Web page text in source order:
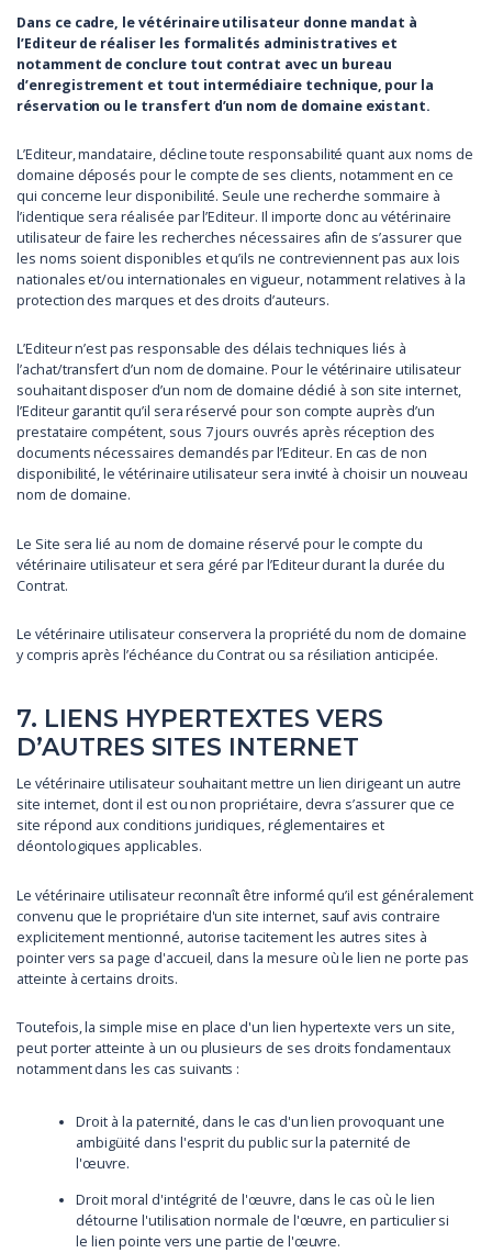
Dans ce cadre, le vétérinaire utilisateur donne mandat à
l’Editeur de réaliser les formalités administratives et
notamment de conclure tout contrat avec un bureau
d’enregistrement et tout intermédiaire technique, pour la
réservation ou le transfert d’un nom de domaine existant.
L’Editeur, mandataire, décline toute responsabilité quant aux noms de
domaine déposés pour le compte de ses clients, notamment en ce
qui concerne leur disponibilité. Seule une recherche sommaire à
l’identique sera réalisée par l’Editeur. Il importe donc au vétérinaire
utilisateur de faire les recherches nécessaires afin de s’assurer que
les noms soient disponibles et qu’ils ne contreviennent pas aux lois
nationales et/ou internationales en vigueur, notamment relatives à la
protection des marques et des droits d’auteurs.
L’Editeur n’est pas responsable des délais techniques liés à
l’achat/transfert d’un nom de domaine. Pour le vétérinaire utilisateur
souhaitant disposer d’un nom de domaine dédié à son site internet,
l’Editeur garantit qu’il sera réservé pour son compte auprès d’un
prestataire compétent, sous 7 jours ouvrés après réception des
documents nécessaires demandés par l’Editeur. En cas de non
disponibilité, le vétérinaire utilisateur sera invité à choisir un nouveau
nom de domaine.
Le Site sera lié au nom de domaine réservé pour le compte du
vétérinaire utilisateur et sera géré par l’Editeur durant la durée du
Contrat.
Le vétérinaire utilisateur conservera la propriété du nom de domaine
y compris après l’échéance du Contrat ou sa résiliation anticipée.
7. LIENS HYPERTEXTES VERS
D’AUTRES SITES INTERNET
Le vétérinaire utilisateur souhaitant mettre un lien dirigeant un autre
site internet, dont il est ou non propriétaire, devra s’assurer que ce
site répond aux conditions juridiques, réglementaires et
déontologiques applicables.
Le vétérinaire utilisateur reconnaît être informé qu’il est généralement
convenu que le propriétaire d'un site internet, sauf avis contraire
explicitement mentionné, autorise tacitement les autres sites à
pointer vers sa page d'accueil, dans la mesure où le lien ne porte pas
atteinte à certains droits.
Toutefois, la simple mise en place d'un lien hypertexte vers un site,
peut porter atteinte à un ou plusieurs de ses droits fondamentaux
notamment dans les cas suivants :
Droit à la paternité, dans le cas d'un lien provoquant une
ambigüité dans l'esprit du public sur la paternité de
l'œuvre.
Droit moral d'intégrité de l'œuvre, dans le cas où le lien
détourne l'utilisation normale de l'œuvre, en particulier si
le lien pointe vers une partie de l'œuvre.